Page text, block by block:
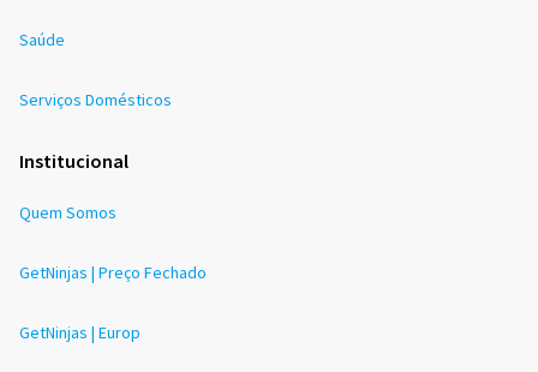
Saúde
Serviços Domésticos
Institucional
Quem Somos
GetNinjas | Preço Fechado
GetNinjas | Europ